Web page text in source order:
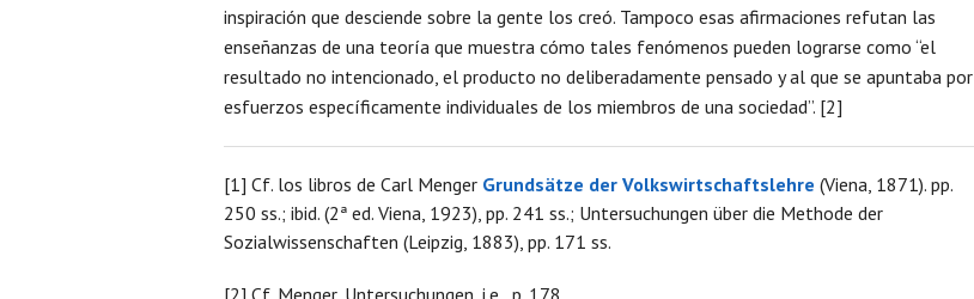
inspiración que desciende sobre la gente los creó. Tampoco esas afirmaciones refutan las
enseñanzas de una teoría que muestra cómo tales fenómenos pueden lograrse como “el
resultado no intencionado, el producto no deliberadamente pensado y al que se apuntaba por
esfuerzos específicamente individuales de los miembros de una sociedad”. [2]
[1] Cf. los libros de Carl Menger Grundsätze der Volkswirtschaftslehre (Viena, 1871). pp.
250 ss.; ibid. (2ª ed. Viena, 1923), pp. 241 ss.; Untersuchungen über die Methode der
Sozialwissenschaften (Leipzig, 1883), pp. 171 ss.
[2] Cf. Menger, Untersuchungen, i.e., p. 178.